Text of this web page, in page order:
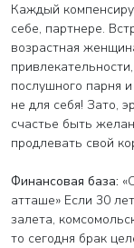
Каждый
себе, партнере.
возрастная
послушного парня
не для себя! Зато,
счастье быть
продлевать свой
Финансовая база:
атташе» Если 30
залета,
то сегодня брак